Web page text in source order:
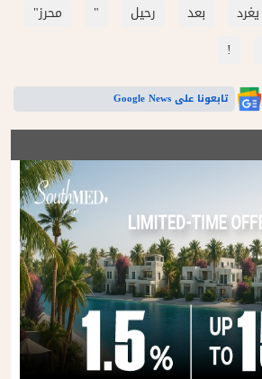
يغرد بعد رحيل "
محرز"
!
تابعونا على Google News